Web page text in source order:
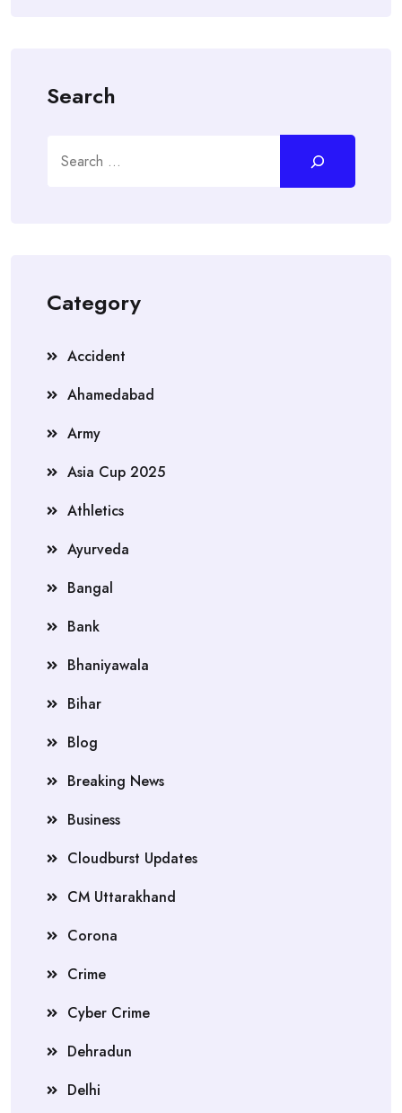
Search
Category
Accident
Ahamedabad
Army
Asia Cup 2025
Athletics
Ayurveda
Bangal
Bank
Bhaniyawala
Bihar
Blog
Breaking News
Business
Cloudburst Updates
CM Uttarakhand
Corona
Crime
Cyber Crime
Dehradun
Delhi